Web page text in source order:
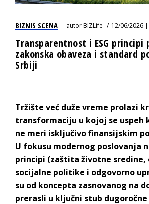
BIZNIS SCENA autorBIZLife 12/06/2026
Transparentnost i ESG principi
zakonska obaveza i standard
Srbiji
Tržište već duže vreme prolazi
transformaciju u kojoj se uspeh
ne meri isključivo finansijskim
U fokusu modernog poslovanja
principi (zaštita životne sredine,
socijalne politike i odgovorno
su od koncepta zasnovanog na
prerasli u ključni stub